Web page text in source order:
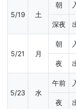
5/19 土
朝
深夜
5/21 月
朝
夜
5/23 水
午前
夜